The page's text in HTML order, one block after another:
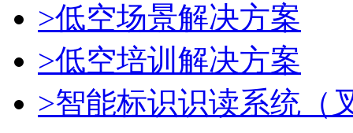
>低空场景解决方案
>低空培训解决方案
>智能标识识读系统（